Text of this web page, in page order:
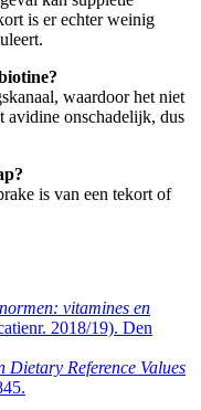
is er echter weinig
waardoor het niet
avidine onschadelijk, dus
is van een tekort of
vitamines en
2018/19). Den
Dietary Reference Values